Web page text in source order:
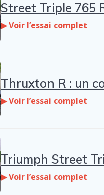
Street Triple 765
▶ Voir l’essai complet
Thruxton R : un
▶ Voir l’essai complet
Triumph Street
▶ Voir l’essai complet